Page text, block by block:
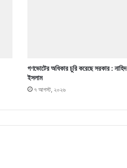
গণভোটের অধিকার চুরি করেছে সরকার : নাহিদ
ইসলাম
৭ আগস্ট, ২০২৬